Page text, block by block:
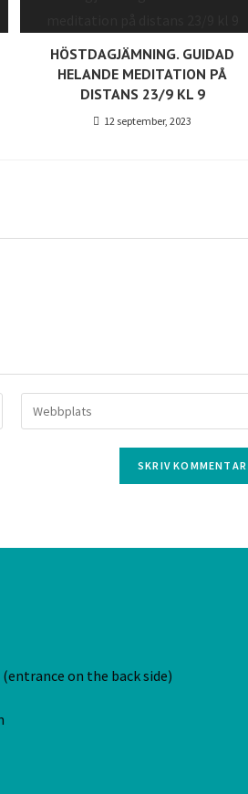
HÖSTDAGJÄMNING. GUIDAD
HELANDE MEDITATION PÅ
DISTANS 23/9 KL 9
12 september, 2023
on the back side)